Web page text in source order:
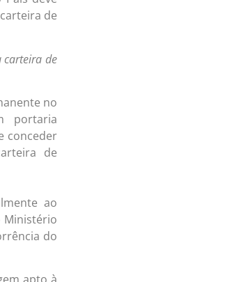
de
carteira de
no
portaria
conceder
de
ao
Ministério
do